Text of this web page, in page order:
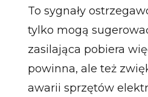
To sygnały
tylko mogą
zasilająca pobiera
powinna, ale też
awarii sprzętów